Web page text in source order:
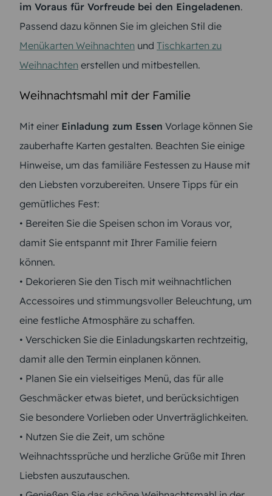
im Voraus für Vorfreude bei den Eingeladenen.
Passend dazu können Sie im gleichen Stil die
Menükarten Weihnachten und Tischkarten zu
Weihnachten erstellen und mitbestellen.
Weihnachtsmahl mit der Familie
Mit einer Einladung zum Essen Vorlage können Sie
zauberhafte Karten gestalten. Beachten Sie einige
Hinweise, um das familiäre Festessen zu Hause mit
den Liebsten vorzubereiten. Unsere Tipps für ein
gemütliches Fest:
• Bereiten Sie die Speisen schon im Voraus vor,
damit Sie entspannt mit Ihrer Familie feiern
können.
• Dekorieren Sie den Tisch mit weihnachtlichen
Accessoires und stimmungsvoller Beleuchtung, um
eine festliche Atmosphäre zu schaffen.
• Verschicken Sie die Einladungskarten rechtzeitig,
damit alle den Termin einplanen können.
• Planen Sie ein vielseitiges Menü, das für alle
Geschmäcker etwas bietet, und berücksichtigen
Sie besondere Vorlieben oder Unverträglichkeiten.
• Nutzen Sie die Zeit, um schöne
Weihnachtssprüche und herzliche Grüße mit Ihren
Liebsten auszutauschen.